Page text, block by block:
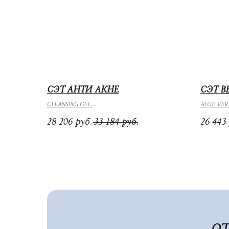
СЭТ АНТИ АКНЕ
CLEANSING GEL
LIPOSOME ACTIVE CARE
28 206 руб.33 184 руб.
СЭТ
ALOE
26 443